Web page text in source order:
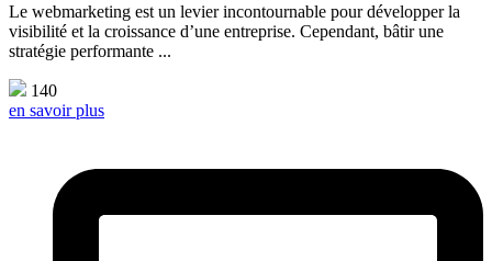
Le webmarketing est un levier incontournable pour développer la
visibilité et la croissance d’une entreprise. Cependant, bâtir une
stratégie performante ...
140
en savoir plus